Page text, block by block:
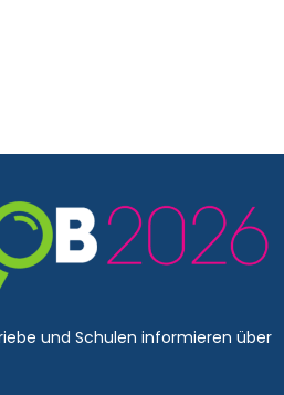
und Schulen informieren über